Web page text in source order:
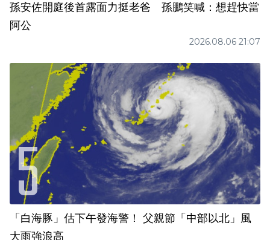
孫安佐開庭後首露面力挺老爸 孫鵬笑喊：想趕快當
阿公
2026.08.06 21:07
「白海豚」估下午發海警！ 父親節「中部以北」風
大雨強浪高